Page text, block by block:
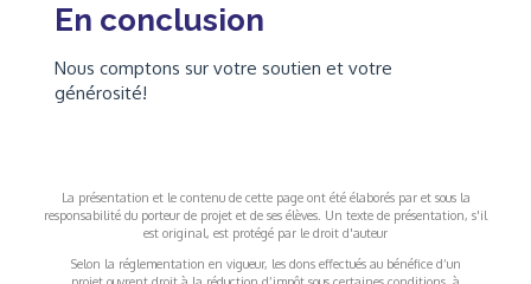
En conclusion
Nous comptons sur votre soutien et votre
générosité!
La présentation et le contenu de cette page ont été élaborés par et sous la
responsabilité du porteur de projet et de ses élèves. Un texte de présentation, s'il
est original, est protégé par le droit d'auteur
Selon la réglementation en vigueur, les dons effectués au bénéfice d’un
projet ouvrent droit à la réduction d’impôt sous certaines conditions, à